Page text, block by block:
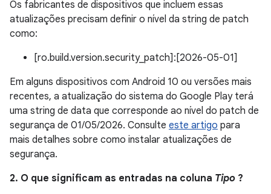
Os fabricantes de dispositivos que incluem essas
atualizações precisam definir o nível da string de patch
como:
[ro.build.version.security_patch]:[2026-05-01]
Em alguns dispositivos com Android 10 ou versões mais
recentes, a atualização do sistema do Google Play terá
uma string de data que corresponde ao nível do patch de
segurança de 01/05/2026. Consulte este artigo para
mais detalhes sobre como instalar atualizações de
segurança.
2. O que significam as entradas na coluna Tipo ?